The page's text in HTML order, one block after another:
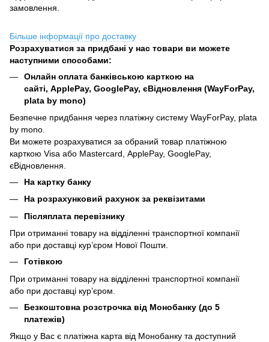
замовлення.
Більше інформації про доставку
Розрахуватися за придбані у нас товари ви можете
наступними способами:
Онлайн оплата банківською карткою на
сайті, ApplePay, GooglePay, єВідновлення (WayForPay,
plata by mono)
Безпечне придбання через платіжну систему WayForPay, plata
by mono.
Ви можете розрахуватися за обраний товар платіжною
карткою Visa або Mastercard, ApplePay, GooglePay,
єВідновлення.
На картку банку
На розрахунковий рахунок за реквізитами
Післяплата перевізнику
При отриманні товару на відділенні транспортної компанії
або при доставці кур’єром Нової Пошти.
Готівкою
При отриманні товару на відділенні транспортної компанії
або при доставці кур’єром.
Безкоштовна розстрочка від Монобанку (до 5
платежів)
Якщо у Вас є платіжна карта від Монобанку та доступний